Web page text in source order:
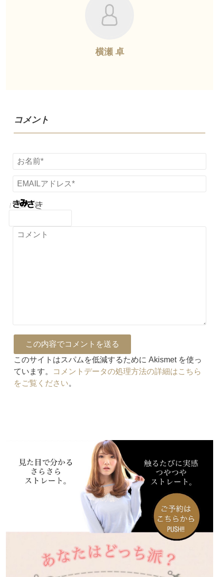
横瀬 卓
コメント
このサイトはスパムを低減するために Akismet を使っ
ています。
コメントデータの処理方法の詳細はこちら
をご覧ください。